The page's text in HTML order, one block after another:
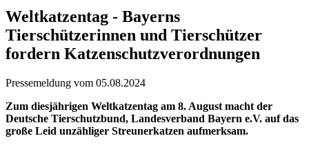
Weltkatzentag - Bayerns
Tierschützerinnen und Tierschützer
fordern Katzenschutzverordnungen
Pressemeldung vom 05.08.2024
Zum diesjährigen Weltkatzentag am 8. August macht der
Deutsche Tierschutzbund, Landesverband Bayern e.V. auf das
große Leid unzähliger Streunerkatzen aufmerksam.